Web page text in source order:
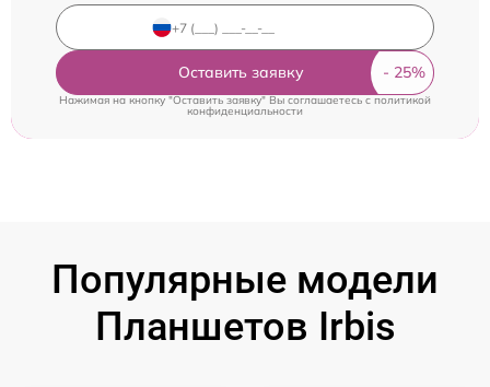
Оставить заявку
Нажимая на кнопку "Оставить заявку" Вы соглашаетесь c политикой
конфиденциальности
Популярные модели
Планшетов Irbis